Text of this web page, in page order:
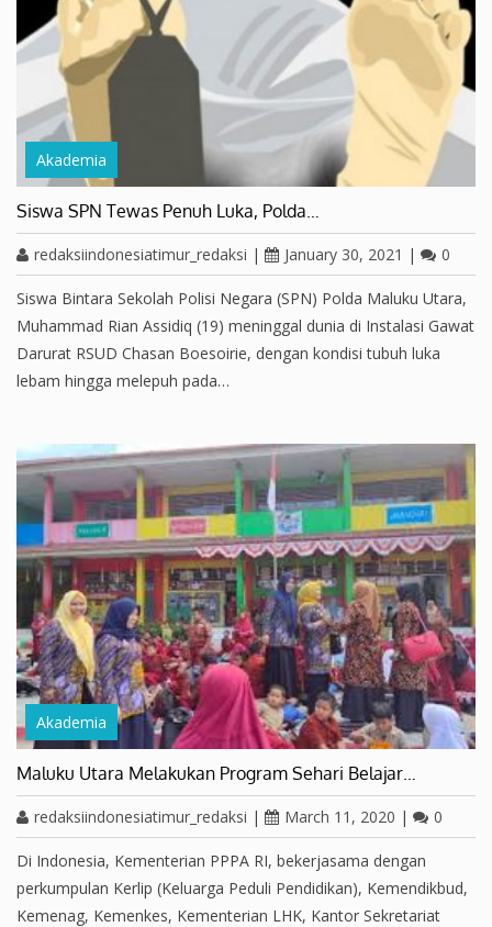
Akademia
Siswa SPN Tewas Penuh Luka, Polda…
redaksiindonesiatimur_redaksi | January 30, 2021 | 0
Siswa Bintara Sekolah Polisi Negara (SPN) Polda Maluku Utara,
Muhammad Rian Assidiq (19) meninggal dunia di Instalasi Gawat
Darurat RSUD Chasan Boesoirie, dengan kondisi tubuh luka
lebam hingga melepuh pada…
Akademia
Maluku Utara Melakukan Program Sehari Belajar…
redaksiindonesiatimur_redaksi | March 11, 2020 | 0
Di Indonesia, Kementerian PPPA RI, bekerjasama dengan
perkumpulan Kerlip (Keluarga Peduli Pendidikan), Kemendikbud,
Kemenag, Kemenkes, Kementerian LHK, Kantor Sekretariat